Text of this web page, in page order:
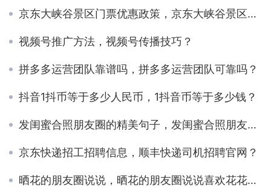
京东大峡谷景区门票优惠政策，京东大峡谷景区门票？
视频号推广方法，视频号传播技巧？
拼多多运营团队靠谱吗，拼多多运营团队可靠吗？
抖音1抖币等于多少人民币，1抖音币等于多少钱？
发闺蜜合照朋友圈的精美句子，发闺蜜合照朋友圈的精美句子短句？
京东快递招工招聘信息，顺丰快递司机招聘官网？
晒花的朋友圈说说，晒花的朋友圈说说喜欢花花草草？